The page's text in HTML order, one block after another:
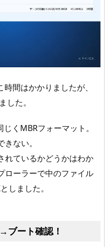
間はかかりましたが、
した。
くMBRフォーマット。
ない。
れているかどうかはわか
ローラーで中のファイル
しました。
ブート確認！